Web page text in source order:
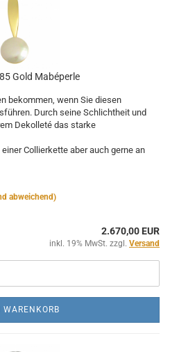
Gold Mabéperle
bekommen, wenn Sie diesen
Durch seine Schlichtheit und
Dekolleté das starke
Collierkette aber auch gerne an
abweichend)
2.670,00 EUR
inkl. 19% MwSt. zzgl. Versand
WARENKORB